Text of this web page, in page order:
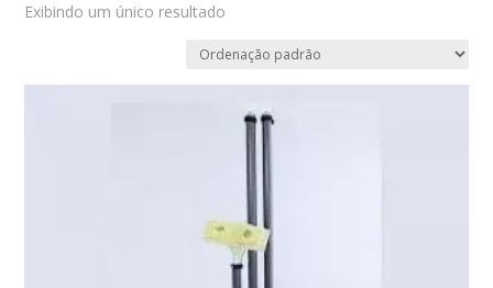
Exibindo um único resultado